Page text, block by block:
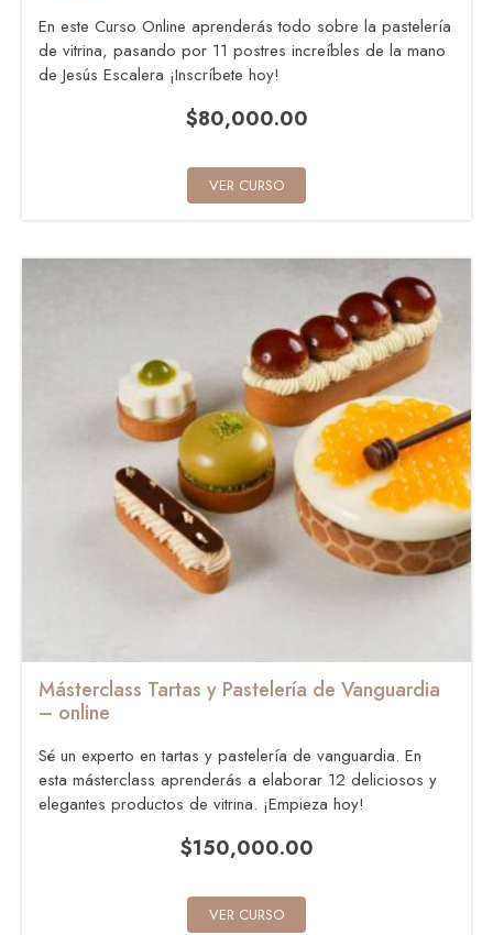
En este Curso Online aprenderás todo sobre la pastelería
de vitrina, pasando por 11 postres increíbles de la mano
de Jesús Escalera ¡Inscríbete hoy!
$80,000.00
VER CURSO
Másterclass Tartas y Pastelería de Vanguardia
– online
Sé un experto en tartas y pastelería de vanguardia. En
esta másterclass aprenderás a elaborar 12 deliciosos y
elegantes productos de vitrina. ¡Empieza hoy!
$150,000.00
VER CURSO